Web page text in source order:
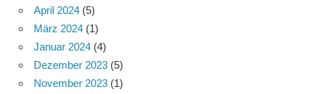
April 2024 (5)
März 2024 (1)
Januar 2024 (4)
Dezember 2023 (5)
November 2023 (1)